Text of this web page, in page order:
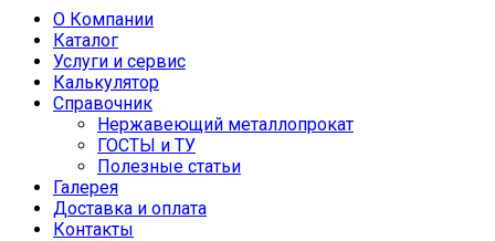
О Компании
Каталог
Услуги и сервис
Калькулятор
Справочник
Нержавеющий металлопрокат
ГОСТЫ и ТУ
Полезные статьи
Галерея
Доставка и оплата
Контакты